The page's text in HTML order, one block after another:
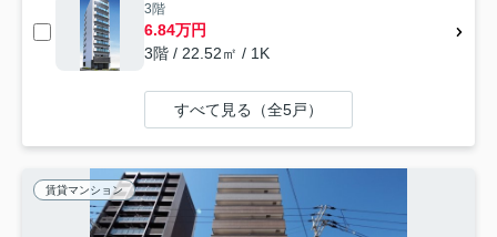
3階
6.84万円
3階 / 22.52㎡ / 1K
すべて見る（全5戸）
賃貸マンション